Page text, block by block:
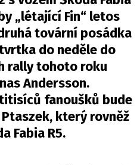
SVĚTA
LANE
V AKCI
„létající Fin“ letos
tovární posádka
do neděle do
rally tohoto roku
Andersson.
fanoušků bude
který rovněž
Fabia R5.